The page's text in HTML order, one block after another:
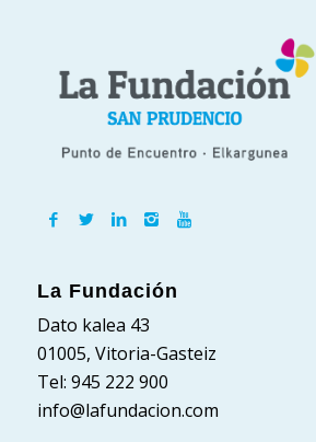
La Fundación
Dato kalea 43
01005, Vitoria-Gasteiz
Tel: 945 222 900
info@lafundacion.com